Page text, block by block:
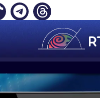
JP MORGAN